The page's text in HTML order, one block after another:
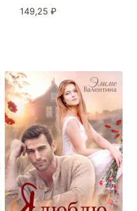
149,25 ₽